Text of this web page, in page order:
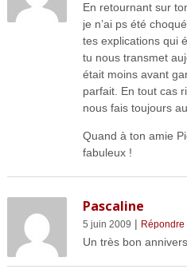
En retournant sur
je n’ai ps été
tes explications qui
tu nous transmet
était moins avant
parfait. En tout cas
nous fais toujours
Quand à ton amie
fabuleux !
Pascaline
5 juin 2009 | Répondre
Un très bon